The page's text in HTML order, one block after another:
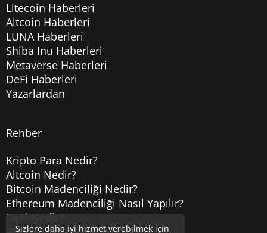
Litecoin Haberleri
Altcoin Haberleri
LUNA Haberleri
Shiba Inu Haberleri
Metaverse Haberleri
DeFi Haberleri
Yazarlardan
Rehber
Kripto Para Nedir?
Altcoin Nedir?
Bitcoin Madenciliği Nedir?
Ethereum Madenciliği Nasıl Yapılır?
DeFi Nedir?
Sizlere daha iyi hizmet verebilmek için